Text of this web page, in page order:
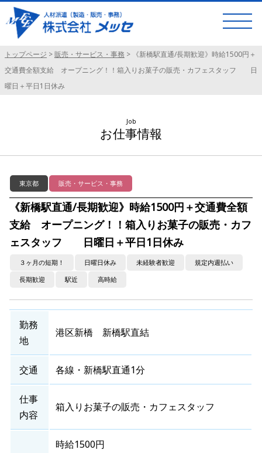
トップページ >販売・サービス・事務 > 《新橋駅直通/長期歓迎》時給1500円＋
交通費全額支給 オープニング！！箱入りお菓子の販売・カフェスタッフ 日
曜日＋平日1日休み
Job
お仕事情報
東京都 販売・サービス・事務
《新橋駅直通/長期歓迎》時給1500円＋交通費全額
支給 オープニング！！箱入りお菓子の販売・カフ
ェスタッフ 日曜日＋平日1日休み
３ヶ月の短期！ 日曜日休み 未経験者歓迎
規定内週払い
長期歓迎
駅近 高時給
勤務
地
港区新橋 新橋駅直結
交通 各線・新橋駅直通1分
仕事
内容
箱入りお菓子の販売・カフェスタッフ
時給1500円